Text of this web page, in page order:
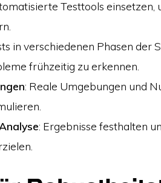
Testtools einsetzen,
in verschiedenen Phasen der
frühzeitig zu erkennen.
: Reale Umgebungen und
: Ergebnisse festhalten